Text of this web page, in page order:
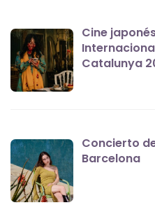
Cine
Catalunya
Concierto
Barcelona